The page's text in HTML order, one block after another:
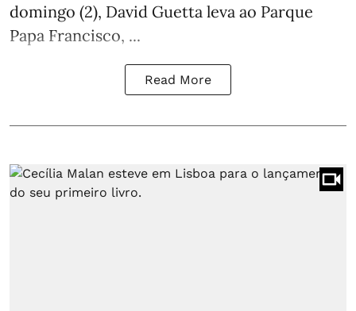
domingo (2), David Guetta leva ao Parque
Papa Francisco, ...
Read More